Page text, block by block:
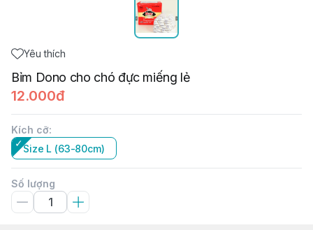
Yêu thích
Bỉm Dono cho chó đực miếng lẻ
12.000đ
Kích cỡ:
Size L (63-80cm)
Số lượng